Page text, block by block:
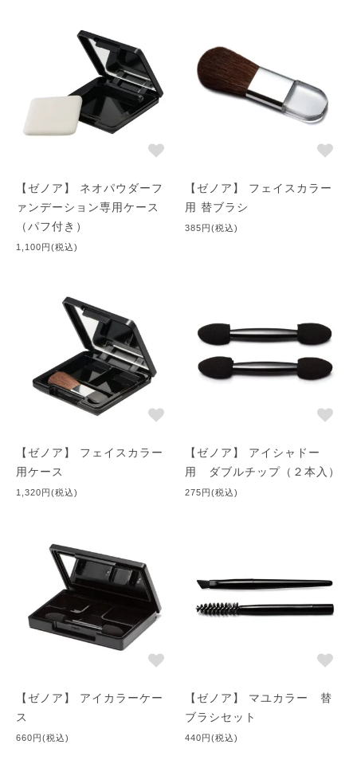
【ゼノア】 ネオパウダーフ
ァンデーション専用ケース
（パフ付き）
1,100円(税込)
【ゼノア】 フェイスカラー
用 替ブラシ
385円(税込)
【ゼノア】 フェイスカラー
用ケース
1,320円(税込)
【ゼノア】 アイシャドー
用 ダブルチップ（２本入）
275円(税込)
【ゼノア】 アイカラーケー
ス
660円(税込)
【ゼノア】 マユカラー 替
ブラシセット
440円(税込)